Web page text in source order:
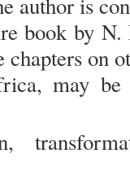
author is
book by
on
may